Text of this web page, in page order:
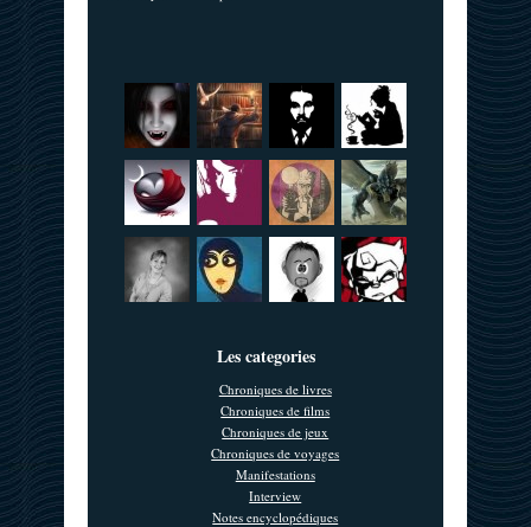
Les categories
Chroniques de livres
Chroniques de films
Chroniques de jeux
Chroniques de voyages
Manifestations
Interview
Notes encyclopédiques